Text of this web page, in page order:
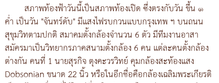
สภาพท้องฟ้าวันนี้เป็นสภาพท้องเปิด ซึ่งตรงกับวัน ขึ้น ๑
ค่ำ เป็นวัน "จันทร์ดับ" มีแสงไฟรบกวนแบบกรุงเทพ ฯ บนถนน
สุขุมวิทตามปกติ สมาคมตั้งกล้องจำนวน 6 ตัว มีทีมงานอาสา
สมัครมาเป็นวิทยากรภาคสนามตั้งกล้อง 6 คน แต่ละคนตั้งกล้อง
ต่างกัน คนที่ 1 นายสุรกิจ ตุงคะวรวิทย์ คุมกล้องสะท้องแสง
Dobsonian ขนาด 22 นิ้ว หรือในอีกชื่อคือกล้องเฉลิมพระเกียรติ